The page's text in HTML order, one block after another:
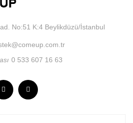
No:51 K:4 Beylikdüzü/İstanbul
0 533 607 16 63